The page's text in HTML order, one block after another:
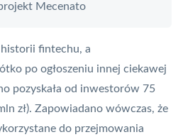
Mecenato
fintechu, a
po ogłoszeniu innej ciekawej
pozyskała od inwestorów 75
zł). Zapowiadano wówczas, że
do przejmowania